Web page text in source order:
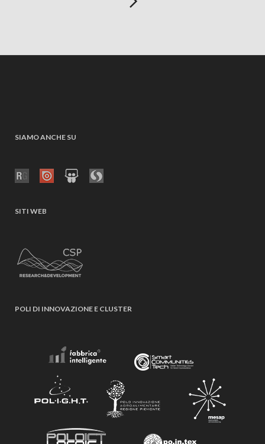
SIAMO ANCHE SU
SITI WEB
POLI DI INNOVAZIONE E CLUSTER